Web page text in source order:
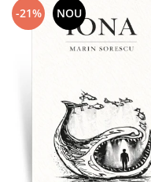
-21% NOU